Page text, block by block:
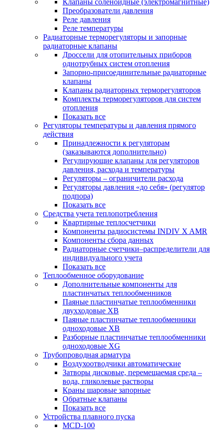
Клапаны соленоидные (электромагнитные)
Преобразователи давления
Реле давления
Реле температуры
Радиаторные терморегуляторы и запорные
радиаторные клапаны
Дроссели для отопительных приборов
однотрубных систем отопления
Запорно-присоединительные радиаторные
клапаны
Клапаны радиаторных терморегуляторов
Комплекты терморегуляторов для систем
отопления
Показать все
Регуляторы температуры и давления прямого
действия
Принадлежности к регуляторам
(заказываются дополнительно)
Регулирующие клапаны для регуляторов
давления, расхода и температуры
Регуляторы – ограничители расхода
Регуляторы давления «до себя» (регулятор
подпора)
Показать все
Средства учета теплопотребления
Квартирные теплосчетчики
Компоненты радиосистемы INDIV X AMR
Компоненты сбора данных
Радиаторные счетчики–распределители для
индивидуального учета
Показать все
Теплообменное оборудование
Дополнительные компоненты для
пластинчатых теплообменников
Паяные пластинчатые теплообменники
двухходовые XB
Паяные пластинчатые теплообменники
одноходовые ХВ
Разборные пластинчатые теплообменники
одноходовые ХG
Трубопроводная арматура
Воздухоотводчики автоматические
Затворы дисковые, перемещаемая среда –
вода, гликолевые растворы
Краны шаровые запорные
Обратные клапаны
Показать все
Устройства плавного пуска
MCD-100